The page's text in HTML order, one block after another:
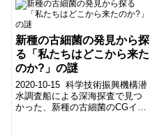
細な...
新種の古細菌の発見から探
る「私たちはどこから来た
のか?」の謎
2020-10-15 科学技術振興機構潜
水調査船による深海探査で見つ
かった、新種の古細菌のCGイメ